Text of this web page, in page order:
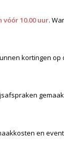
vóór 10.00 uur.
kortingen
en